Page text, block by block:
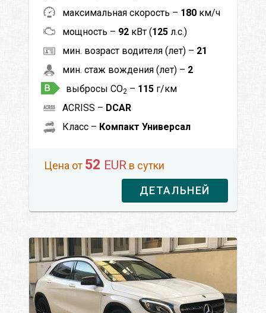
максимальная скорость – 180 км/ч
мощность – 92 кВт (125 л.с.)
мин. возраст водителя (лет) – 21
мин. стаж вождения (лет) – 2
выбросы CO2 – 115 г/км
ACRISS – DCAR
Класс – Компакт Универсал
Цена от 52 EUR в сутки
ДЕТАЛЬНЕЙ